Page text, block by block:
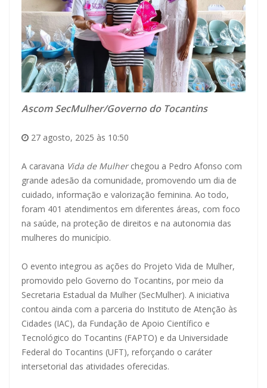
Ascom SecMulher/Governo do Tocantins
27 agosto, 2025 às 10:50
A caravana Vida de Mulherchegou a Pedro Afonso com
grande adesão da comunidade, promovendo um dia de
cuidado, informação e valorização feminina. Ao todo,
foram 401 atendimentos em diferentes áreas, com foco
na saúde, na proteção de direitos e na autonomia das
mulheres do município.
O evento integrou as ações do Projeto Vida de Mulher,
promovido pelo Governo do Tocantins, por meio da
Secretaria Estadual da Mulher (SecMulher). A iniciativa
contou ainda com a parceria do Instituto de Atenção às
Cidades (IAC), da Fundação de Apoio Científico e
Tecnológico do Tocantins (FAPTO) e da Universidade
Federal do Tocantins (UFT), reforçando o caráter
intersetorial das atividades oferecidas.